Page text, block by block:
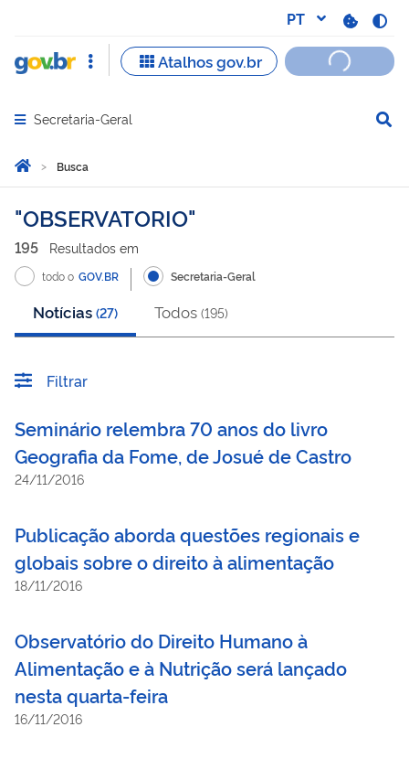
Abrir menu principal de navegação
Secretaria-Geral
Você está aqui:
Página Inicial
Busca
Busca
OBSERVATORIO
195 Resultados em
todo o GOV.BR Secretaria-Geral
Notícias (27) Todos (195)
Filtrar
Seminário relembra 70 anos do livro
Geografia da Fome, de Josué de Castro
24/11/2016
Publicação aborda questões regionais e
globais sobre o direito à alimentação
18/11/2016
Observatório do Direito Humano à
Alimentação e à Nutrição será lançado
nesta quarta-feira
16/11/2016